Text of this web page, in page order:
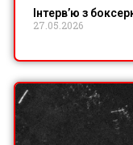
Інтервʼю з
27.05.2026